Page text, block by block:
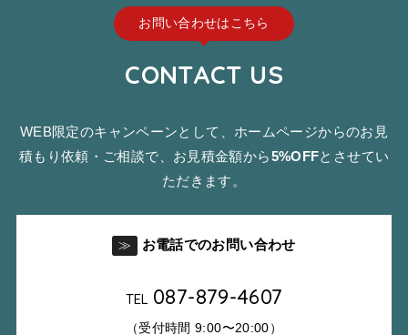
お問い合わせはこちら
CONTACT US
WEB限定のキャンペーンとして、ホームページからのお見
積もり依頼・ご相談で、お見積金額から5%OFFとさせてい
ただきます。
≫ お電話でのお問い合わせ
TEL 087-879-4607
（受付時間 9:00〜20:00）